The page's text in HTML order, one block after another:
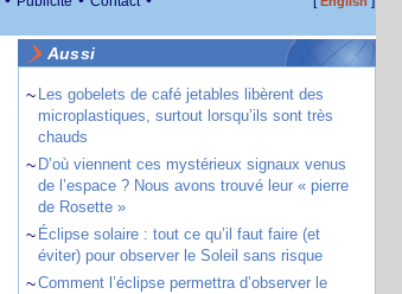
Aussi
~ Les gobelets de café jetables libèrent des
microplastiques, surtout lorsqu’ils sont très
chauds
~ D’où viennent ces mystérieux signaux venus
de l’espace ? Nous avons trouvé leur « pierre
de Rosette »
~ Éclipse solaire : tout ce qu’il faut faire (et
éviter) pour observer le Soleil sans risque
~Comment l’éclipse permettra d’observer le